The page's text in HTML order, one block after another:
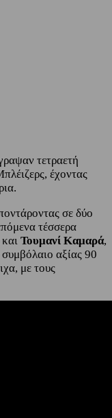
τετραετή
έχοντας
σε δύο
τέσσερα
και Τουμανί Καμαρά,
αξίας 90
με τους